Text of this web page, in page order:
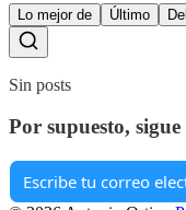
Lo mejor de Último
Sin posts
Por supuesto,